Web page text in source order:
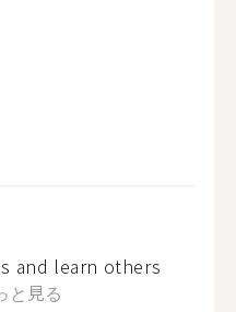
and learn others
と見る